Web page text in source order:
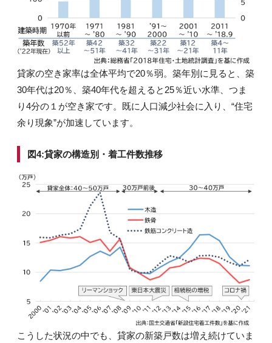
貸家の空き家率は全体平均で20％弱。築年別に見ると、築
30年代は20％、築40年代を超えると25％近い水準、つま
り4分の１が空き家です。既に人口減少社会に入り、“住宅
余り現象”が加速しています。
図4:貸家の構造別・着工件数推移
こうした状況の中でも、貸家の新築戸数は増え続けていま